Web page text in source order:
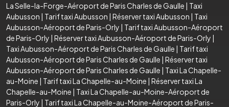
La Selle-la-Forge-Aéroport de Paris Charles de Gaulle | Taxi
Aubusson | Tarif taxi Aubusson | Réserver taxi Aubusson | Taxi
Aubusson-Aéroport de Paris-Orly | Tarif taxi Aubusson-Aéroport
de Paris-Orly | Réserver taxi Aubusson-Aéroport de Paris-Orly |
Taxi Aubusson-Aéroport de Paris Charles de Gaulle | Tarif taxi
Aubusson-Aéroport de Paris Charles de Gaulle | Réserver taxi
Aubusson-Aéroport de Paris Charles de Gaulle | Taxi La Chapelle-
au-Moine | Tarif taxi La Chapelle-au-Moine | Réserver taxi La
Chapelle-au-Moine | Taxi La Chapelle-au-Moine-Aéroport de
Paris-Orly | Tarif taxi La Chapelle-au-Moine-Aéroport de Paris-